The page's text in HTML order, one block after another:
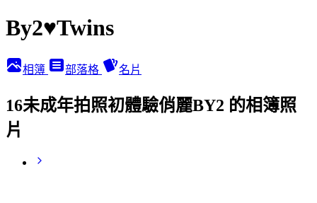
By2♥Twins
相簿 部落格 名片
16未成年拍照初體驗俏麗BY2 的相簿照
片